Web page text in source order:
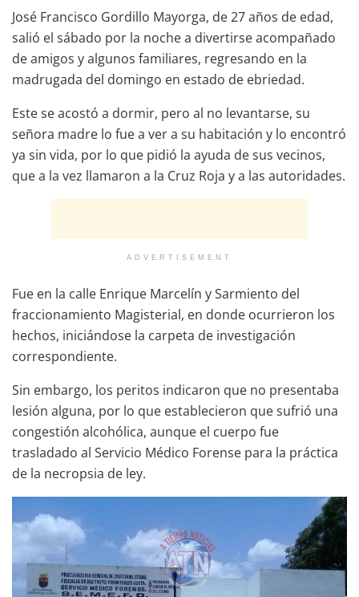
José Francisco Gordillo Mayorga, de 27 años de edad,
salió el sábado por la noche a divertirse acompañado
de amigos y algunos familiares, regresando en la
madrugada del domingo en estado de ebriedad.
Este se acostó a dormir, pero al no levantarse, su
señora madre lo fue a ver a su habitación y lo encontró
ya sin vida, por lo que pidió la ayuda de sus vecinos,
que a la vez llamaron a la Cruz Roja y a las autoridades.
ADVERTISEMENT
Fue en la calle Enrique Marcelín y Sarmiento del
fraccionamiento Magisterial, en donde ocurrieron los
hechos, iniciándose la carpeta de investigación
correspondiente.
Sin embargo, los peritos indicaron que no presentaba
lesión alguna, por lo que establecieron que sufrió una
congestión alcohólica, aunque el cuerpo fue
trasladado al Servicio Médico Forense para la práctica
de la necropsia de ley.